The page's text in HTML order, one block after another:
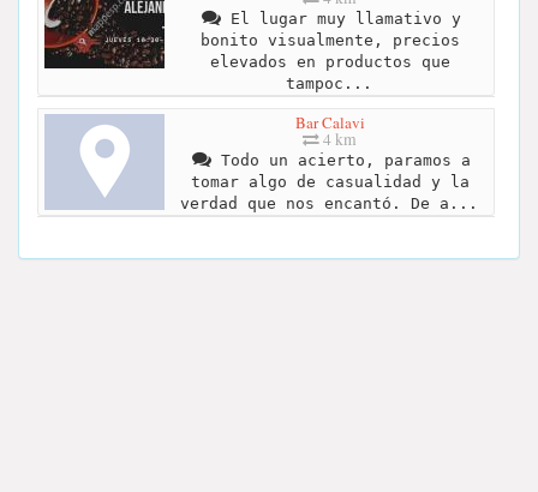
El lugar muy llamativo y
bonito visualmente, precios
elevados en productos que
tampoc...
Bar Calavi
4 km
Todo un acierto, paramos a
tomar algo de casualidad y la
verdad que nos encantó. De a...